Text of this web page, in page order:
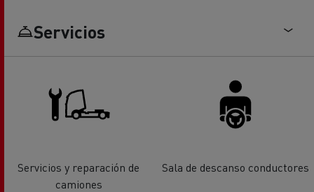
Servicios
Servicios y reparación de
camiones
Sala de descanso conductores